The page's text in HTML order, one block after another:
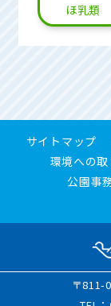
ほ乳類
サイトマップ
環境への
公園事
〒811-